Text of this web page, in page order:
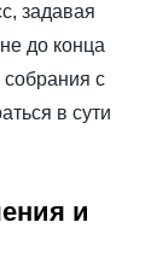
задавая
до конца
собрания с
в сути
и